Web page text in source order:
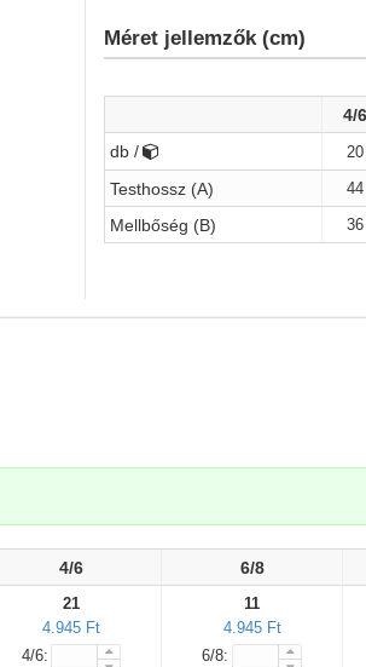
Méret jellemzők (cm)
4/6
db /
20
Testhossz (A) 44
Mellbőség (B) 36
4/6 6/8
21
4.945 Ft
4/6:
11
4.945 Ft
6/8: